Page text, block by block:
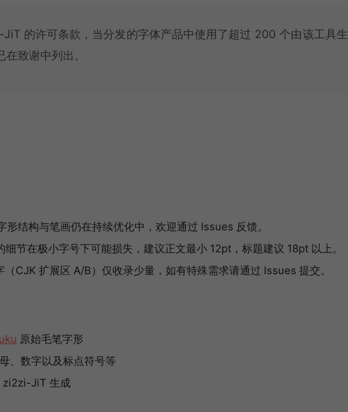
的许可条款，当分发的字体产品中使用了超过 200 个由该工具
致谢中列出。
形结构与笔画仍在持续优化中，欢迎通过 Issues 反馈。
细节在极小字号下可能损失，建议正文最小 12pt，标题建议 18pt 以上。
（CJK 扩展区 A/B）仅收录少量，如有特殊需求请通过 Issues 提交。
原始毛笔字形
、数字以及标点符号等
zi2zi-JiT 生成